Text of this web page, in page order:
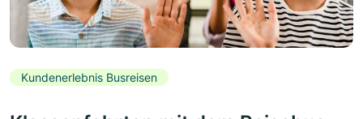
Kundenerlebnis Busreisen